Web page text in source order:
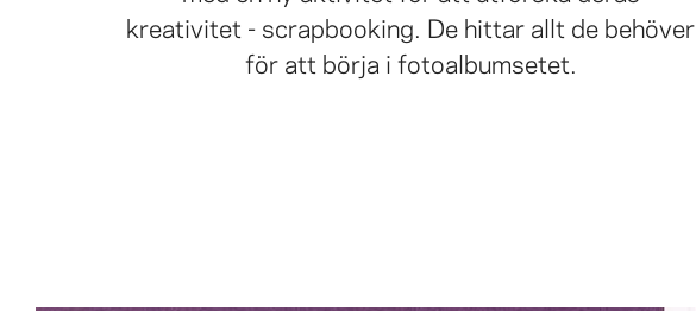
kreativitet - scrapbooking. De hittar allt de behöver
för att börja i fotoalbumsetet.